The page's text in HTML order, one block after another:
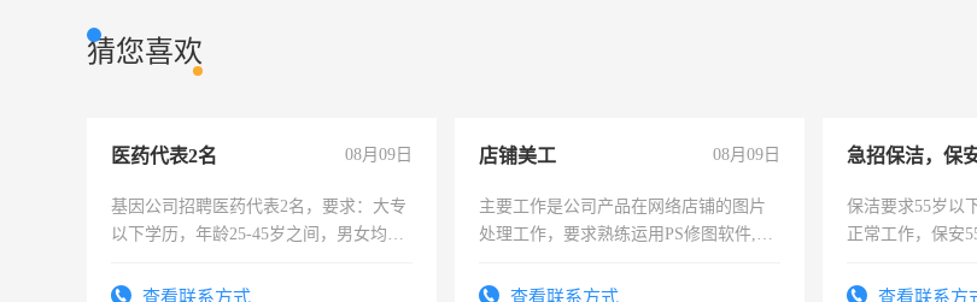
猜您喜欢
医药代表2名 08月09日
基因公司招聘医药代表2名，要求：大专
以下学历，年龄25-45岁之间，男女均
表或者有医学资质的优先，底薪+绩效，
查看联系方式
店铺美工 08月09日
主要工作是公司产品在网络店铺的图片
处理工作，要求熟练运用PS修图软件,工
查看联系方式
保洁要求55岁以
正常工作，保安
录，客服要求45
查看联系方